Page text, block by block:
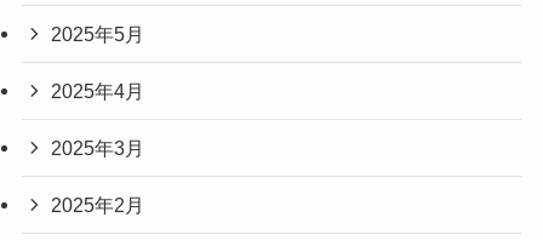
2025年5月
2025年4月
2025年3月
2025年2月